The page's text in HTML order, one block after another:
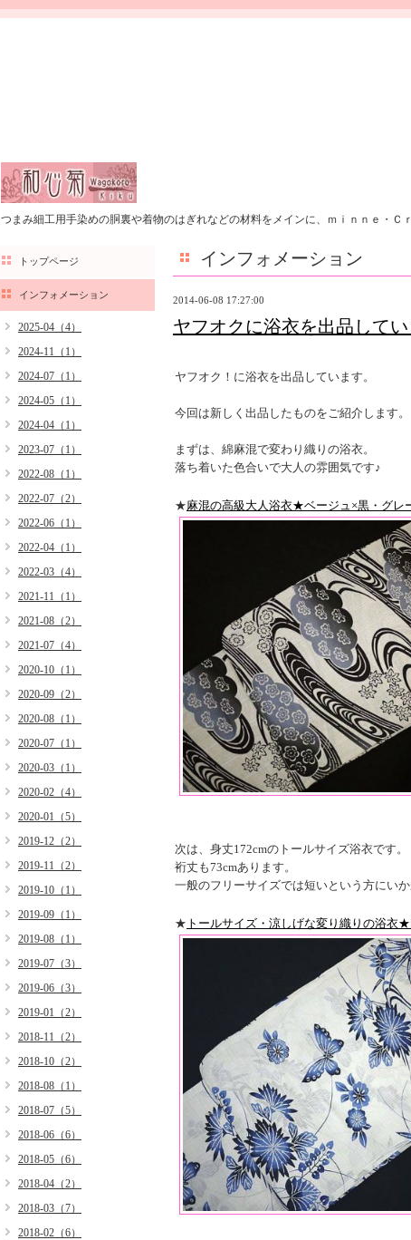
つまみ細工用手染めの胴裏や着物のはぎれなどの材料をメインに、ｍｉｎｎｅ・Ｃ
インフォメーション
2014-06-08 17:27:00
ヤフオクに浴衣を出品して
ヤフオク！に浴衣を出品しています。
今回は新しく出品したものをご紹介します。
まずは、綿麻混で変わり織りの浴衣。
落ち着いた色合いで大人の雰囲気です♪
★麻混の高級大人浴衣★ベージュ×黒・グレ
次は、身丈172cmのトールサイズ浴衣です。
裄丈も73cmあります。
一般のフリーサイズでは短いという方にいか
★ トールサイズ・涼しげな変り織りの浴衣
トップページ
インフォメーション
2025-04（4）
2024-11（1）
2024-07（1）
2024-05（1）
2024-04（1）
2023-07（1）
2022-08（1）
2022-07（2）
2022-06（1）
2022-04（1）
2022-03（4）
2021-11（1）
2021-08（2）
2021-07（4）
2020-10（1）
2020-09（2）
2020-08（1）
2020-07（1）
2020-03（1）
2020-02（4）
2020-01（5）
2019-12（2）
2019-11（2）
2019-10（1）
2019-09（1）
2019-08（1）
2019-07（3）
2019-06（3）
2019-01（2）
2018-11（2）
2018-10（2）
2018-08（1）
2018-07（5）
2018-06（6）
2018-05（6）
2018-04（2）
2018-03（7）
2018-02（6）